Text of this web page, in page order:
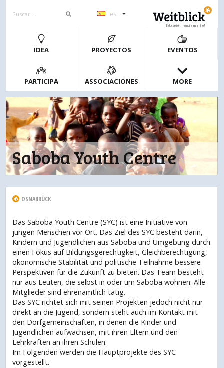
es
¡Educación mundialmente!
IDEA PROYECTOS EVENTOS
PARTICIPA ASSOCIACIONES MORE
Saboba Youth Centre
OSNABRÜCK
Das Saboba Youth Centre (SYC) ist eine Initiative von
jungen Menschen vor Ort. Das Ziel des SYC besteht darin,
Kindern und Jugendlichen aus Saboba und Umgebung durch
einen Fokus auf Bildungsgerechtigkeit, Gleichberechtigung,
ökonomische Stabilität und politische Teilnahme bessere
Perspektiven für die Zukunft zu bieten. Das Team besteht
nur aus Leuten, die selbst in oder um Saboba wohnen. Alle
Mitglieder sind ehrenamtlich tätig.
Das SYC richtet sich mit seinen Projekten jedoch nicht nur
direkt an die Jugend, sondern steht auch im Kontakt mit
den Dorfgemeinschaften, in denen die Kinder und
Jugendlichen aufwachsen, mit ihren Eltern und den
Lehrkräften an ihren Schulen.
Im Folgenden werden die Hauptprojekte des SYC
vorgestellt.